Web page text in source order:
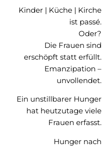
Kinder | Küche | Kirche
ist passé.
Oder?
Die Frauen sind
erschöpft statt erfüllt.
Emanzipation –
unvollendet.
Ein unstillbarer Hunger
hat heutzutage viele
Frauen erfasst.
Hunger nach